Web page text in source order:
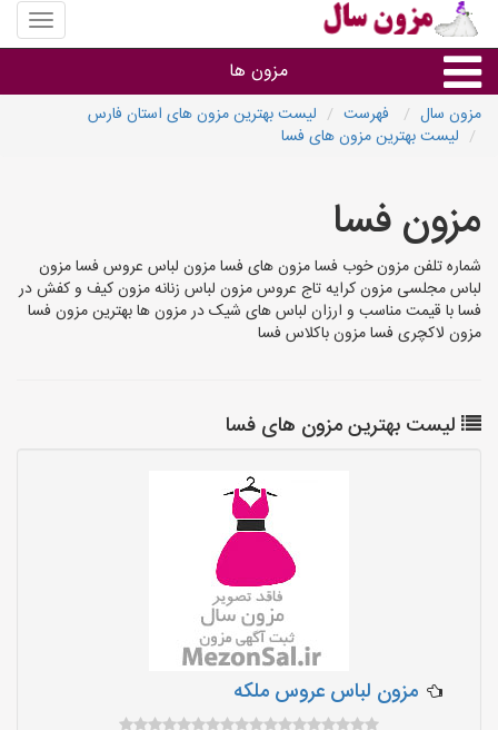
منوی
سایت
سال
مزون ها
مزون سال فهرست
لیست بهترین مزون های استان فارس
لیست بهترین مزون های فسا
مزون فسا
شماره تلفن مزون خوب فسا مزون های فسا مزون لباس عروس فسا مزون
لباس مجلسی مزون کرایه تاج عروس مزون لباس زنانه مزون کیف و کفش در
فسا با قیمت مناسب و ارزان لباس های شیک در مزون ها بهترین مزون فسا
مزون لاکچری فسا مزون باکلاس فسا
لیست بهترین مزون های فسا
مزون لباس عروس ملکه